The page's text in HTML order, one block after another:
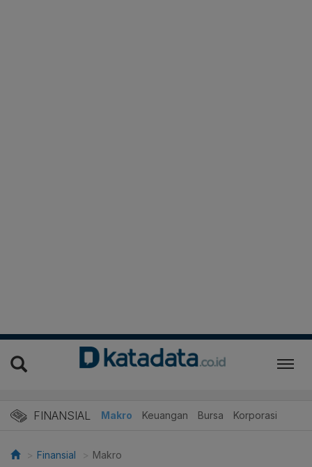
FINANSIAL Makro Keuangan Bursa Korporasi
Finansial Makro